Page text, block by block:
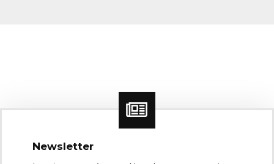
Newsletter